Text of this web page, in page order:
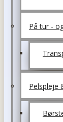
På tur -
Pelspleje